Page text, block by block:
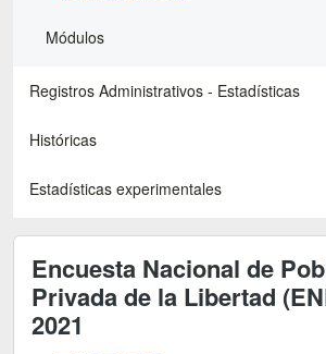
Módulos
Registros Administrativos - Estadísticas
Históricas
Estadísticas experimentales
Encuesta Nacional de
Privada de la Libertad
2021